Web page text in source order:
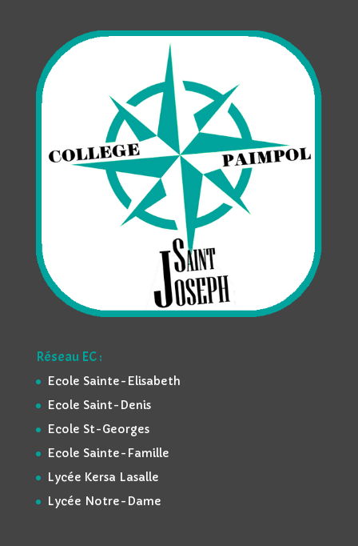
Réseau EC :
Ecole Sainte-Elisabeth
Ecole Saint-Denis
Ecole St-Georges
Ecole Sainte-Famille
Lycée Kersa Lasalle
Lycée Notre-Dame